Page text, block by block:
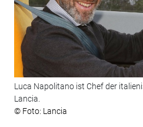
Luca Napolitano ist Chef der
Lancia.
© Foto: Lancia